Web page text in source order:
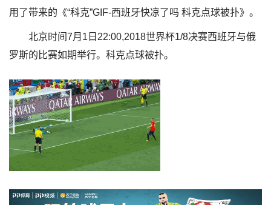
用了带来的《“科克”GIF-西班牙快凉了吗 科克点球被扑》。
北京时间7月1日22:00,2018世界杯1/8决赛西班牙与俄
罗斯的比赛如期举行。科克点球被扑。